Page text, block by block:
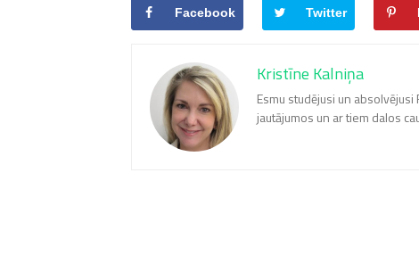
Facebook Twitter
Kristīne Kalniņa
Esmu studējusi un
jautājumos un ar tiem dalos